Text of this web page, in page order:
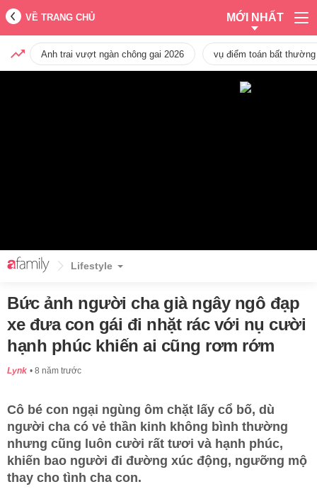
VỀ TRANG CHỦ MỚI NHẤT
Anh trai vượt ngàn chông gai 2026 vụ điểm toán bất
Lifestyle
Bức ảnh người cha già ngây ngô đạp
xe đưa con gái đi nhặt rác với nụ cười
hạnh phúc khiến ai cũng rơm rớm
Lynk 8 năm trước
Cô bé con ngại ngùng ôm chặt lấy cổ bố, dù
người cha có vẻ thần kinh không bình thường
nhưng cũng luôn cười rất tươi và hạnh phúc,
khiến bao người đi đường xúc động, ngưỡng mộ
thay cho tình cha con.